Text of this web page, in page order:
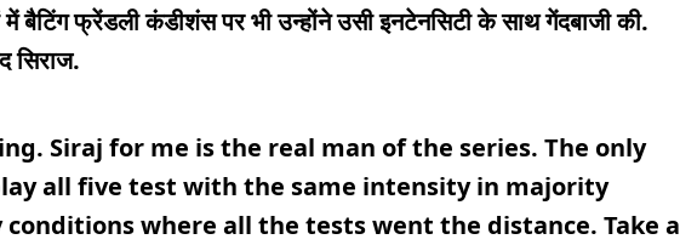
बैटिंग फ्रेंडली कंडीशंस पर भी उन्होंने उसी इनटेनसिटी के साथ गेंदबाजी की.
सिराज.
Siraj for me is the real man of the series. The only
all five test with the same intensity in majority
where all the tests went the distance. Take a